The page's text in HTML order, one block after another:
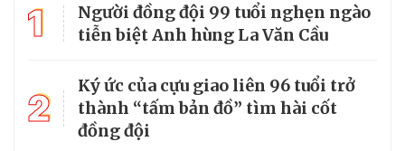
1
Người đồng đội 99 tuổi nghẹn ngào
tiễn biệt Anh hùng La Văn Cầu
2
Ký ức của cựu giao liên 96 tuổi trở
thành “tấm bản đồ” tìm hài cốt
đồng đội